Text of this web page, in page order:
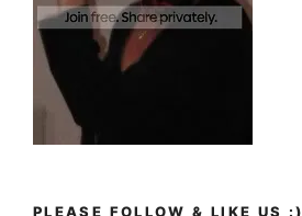
PLEASE FOLLOW & LIKE US :)